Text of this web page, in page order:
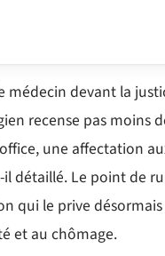
devant la
recense pas moins
une affectation
détaillé. Le point de
qui le prive
et au chômage.